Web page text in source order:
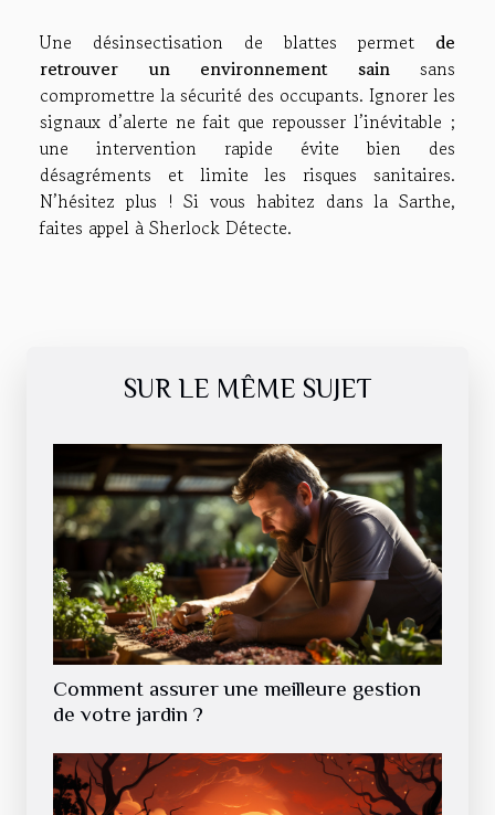
Une désinsectisation de blattes permet de
retrouver un environnement sain sans
compromettre la sécurité des occupants. Ignorer les
signaux d’alerte ne fait que repousser l’inévitable ;
une intervention rapide évite bien des
désagréments et limite les risques sanitaires.
N’hésitez plus ! Si vous habitez dans la Sarthe,
faites appel à Sherlock Détecte.
SUR LE MÊME SUJET
Comment assurer une meilleure gestion
de votre jardin ?